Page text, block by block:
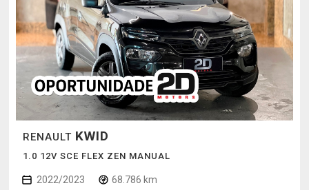
RENAULT KWID
1.0 12V SCE FLEX ZEN MANUAL
2022/2023 68.786 km